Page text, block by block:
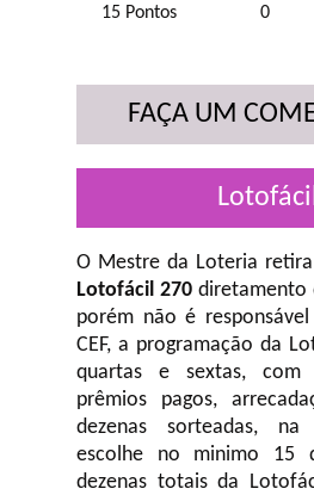
15 Pontos
0
FAÇA UM
O Mestre da Loteria
Lotofácil 270 diretamento
porém não é
CEF, a programação da
quartas e sextas, com
prêmios pagos,
dezenas sorteadas, na
escolhe no minimo 15
dezenas totais da